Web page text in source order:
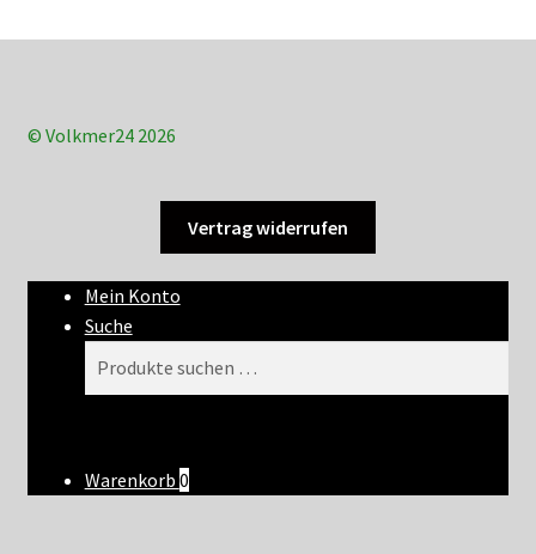
© Volkmer24 2026
Vertrag widerrufen
Mein Konto
Suche
Warenkorb 0